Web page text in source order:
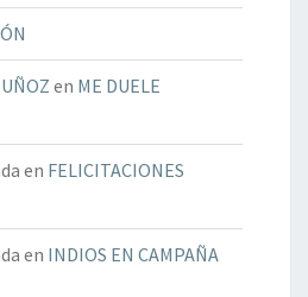
en ME DUELE
en FELICITACIONES
en INDIOS EN CAMPAÑA